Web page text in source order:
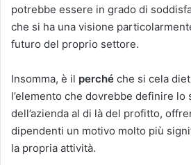
potrebbe essere in grado di
che si ha una visione
futuro del proprio settore.
Insomma, è il perché che si cela
l’elemento che dovrebbe definire lo
dell’azienda al di là del profitto,
dipendenti un motivo molto più
la propria attività.